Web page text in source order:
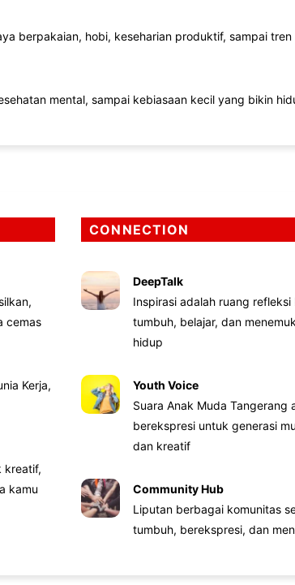
berpakaian, hobi, keseharian produktif, sampai
mental, sampai kebiasaan kecil yang bikin
cemas
Kerja,
kreatif,
kamu
CONNECTION
DeepTalk
Inspirasi adalah ruang
tumbuh, belajar, dan
hidup
Youth Voice
Suara Anak Muda Tangerang
berekspresi untuk generasi
dan kreatif
Community Hub
Liputan berbagai komunitas
tumbuh, berekspresi, dan